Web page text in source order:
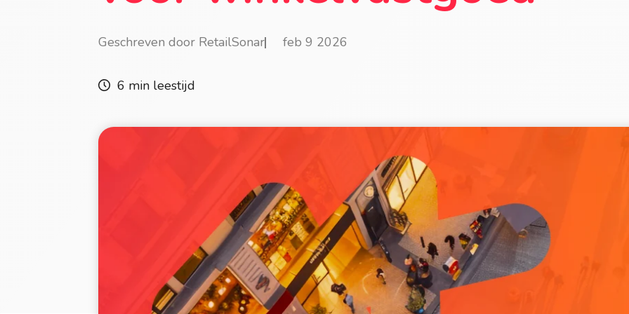
Geschreven door RetailSonar feb 9 2026
6 min leestijd